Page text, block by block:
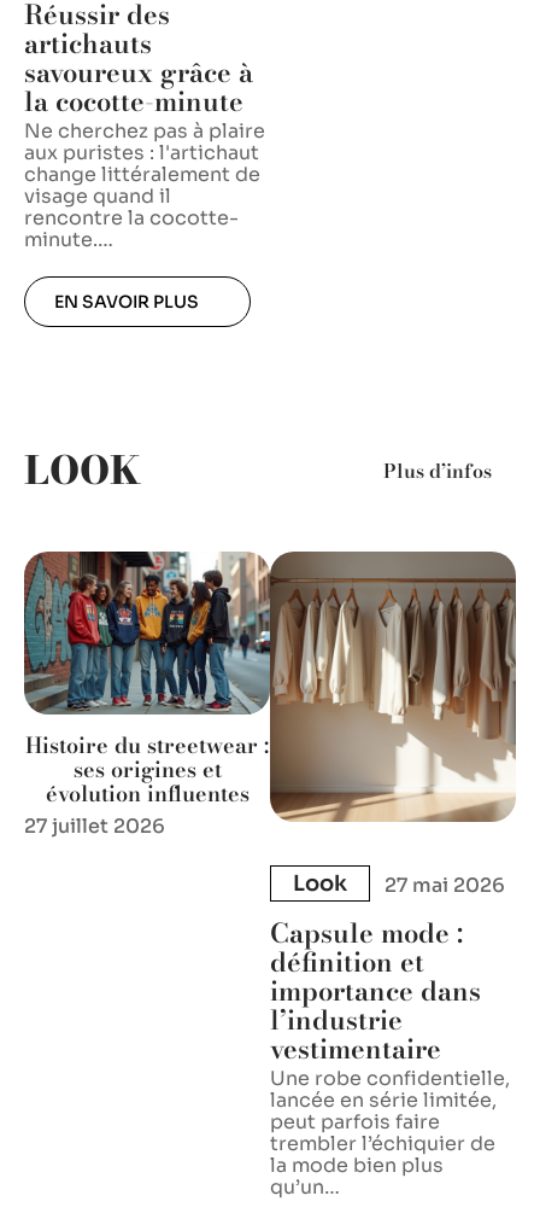
Réussir des
artichauts
savoureux grâce à
la cocotte-minute
Ne cherchez pas à plaire
aux puristes : l'artichaut
change littéralement de
visage quand il
rencontre la cocotte-
minute.…
EN SAVOIR PLUS
LOOK Plus d’infos
Histoire du streetwear :
ses origines et
évolution influentes
27 juillet 2026
Look 27 mai 2026
Capsule mode :
définition et
importance dans
l’industrie
vestimentaire
Une robe confidentielle,
lancée en série limitée,
peut parfois faire
trembler l’échiquier de
la mode bien plus
qu’un…